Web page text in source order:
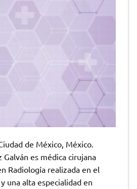
de México, México.
es médica cirujana
Radiología realizada en el
una alta especialidad en